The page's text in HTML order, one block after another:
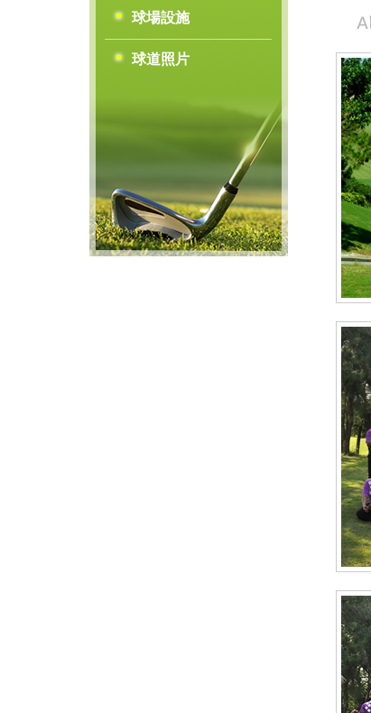
球場設施
球道照片